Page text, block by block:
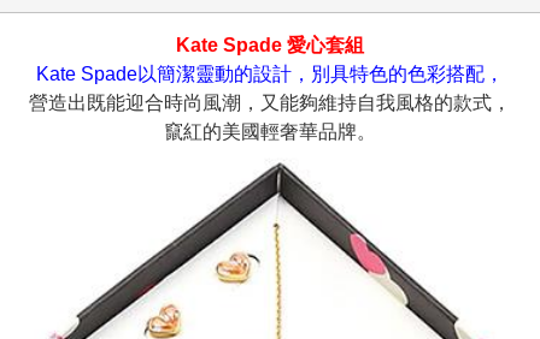
Kate Spade 愛心套組
Kate Spade以簡潔靈動的設計，別具特色的色彩搭配，
營造出既能迎合時尚風潮，又能夠維持自我風格的款式，
竄紅的美國輕奢華品牌。